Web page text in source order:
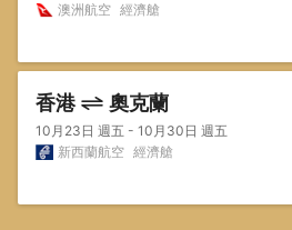
澳洲航空 經濟艙
香港 奧克蘭
10月23日 週五 - 10月30日 週五
新西蘭航空 經濟艙